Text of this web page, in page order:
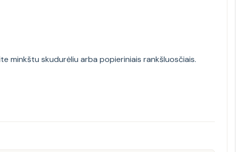
minkštu skudurėliu arba popieriniais rankšluosčiais.